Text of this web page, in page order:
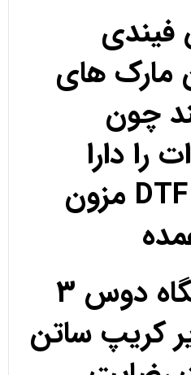
فیندی
مارک های
چون
را دارا
هستند چاپ DTF مزون
فروشی فروشگاه دوس 3
کریپ ساتن